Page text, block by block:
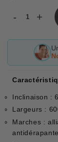
- +
Inclinaison :
Largeurs :
Marches :